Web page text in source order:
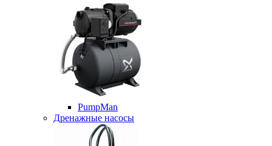
PumpMan
Дренажные насосы